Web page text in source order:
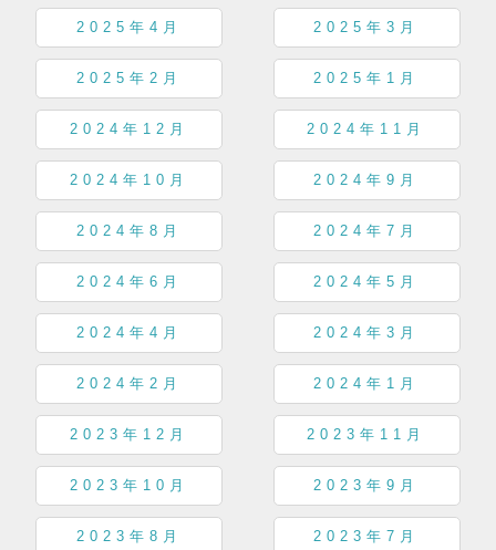
2025年4月 2025年3月
2025年2月 2025年1月
2024年12月 2024年11月
2024年10月 2024年9月
2024年8月 2024年7月
2024年6月 2024年5月
2024年4月 2024年3月
2024年2月 2024年1月
2023年12月 2023年11月
2023年10月 2023年9月
2023年8月 2023年7月